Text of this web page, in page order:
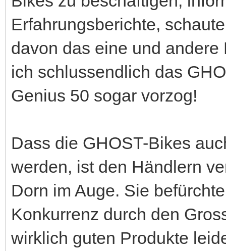
Erfahrungsberichte,
davon das eine und
ich schlussendlich das
Genius 50 sogar vorzog!
Dass die GHOST-Bikes
werden, ist den Händlern
Dorn im Auge. Sie
Konkurrenz durch den
wirklich guten Produkte